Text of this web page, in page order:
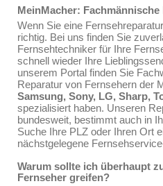
MeinMacher:
Wenn Sie eine
richtig. Bei uns finden Sie
Fernsehtechniker für Ihre
schnell wieder Ihre
unserem Portal finden Sie
Reparatur von Fernsehern der
Samsung, Sony, LG, Sharp,
spezialisiert haben. Unseren
bundesweit, bestimmt auch in
Suche Ihre PLZ oder Ihren Ort
nächstgelegene
Warum sollte ich überhaupt
Fernseher greifen?